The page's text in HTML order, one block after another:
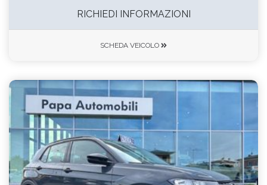
RICHIEDI INFORMAZIONI
SCHEDA VEICOLO